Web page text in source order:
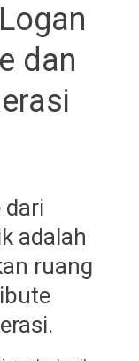
dan
dari
adalah
ruang